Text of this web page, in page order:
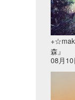
森』
08月10